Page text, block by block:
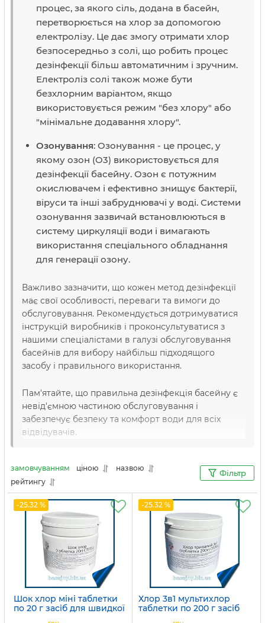
процес, за якого сіль, додана в басейн,
перетворюється на хлор за допомогою
електролізу. Це дає змогу отримати хлор
безпосередньо з солі, що робить процес
дезінфекції більш автоматичним і зручним.
Електроліз солі також може бути
безхлорним варіантом, якщо
використовується режим "без хлору" або
"мінімальне додавання хлору".
Озонування: Озонування - це процес, у
якому озон (O3) використовується для
дезінфекції басейну. Озон є потужним
окислювачем і ефективно знищує бактерії,
віруси та інші забруднювачі у воді. Системи
озонування зазвичай встановлюються в
систему циркуляції води і вимагають
використання спеціального обладнання
для генерації озону.
Важливо зазначити, що кожен метод дезінфекції
має свої особливості, переваги та вимоги до
обслуговування. Рекомендується дотримуватися
інструкцій виробників і проконсультуватися з
нашими спеціалістами в галузі обслуговування
басейнів для вибору найбільш підходящого
засобу і правильного використання.
Пам'ятайте, що правильна дезінфекція басейну є
невід'ємною частиною обслуговування і
забезпечує безпеку та комфорт води для всіх
відвідувачів.
замовчуванням ціною
назвою
рейтингу
Фільтр
-25.32 %
Шок хлор міні таблетки
по 20 г засіб для швидкої
-25.32 %
Хлор 3в1 мультихлор
таблетки по 200 г засіб